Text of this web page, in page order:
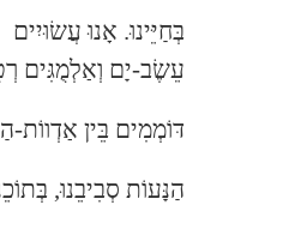
בְּחַיֵּינוּ. אָנוּ עֲשׂוּיִים
עֵשֶׂב-יָם וְאַלְמֻגִּים
דּוֹמְמִים בֵּין
הַנָּעוֹת סְבִיבֵנוּ,